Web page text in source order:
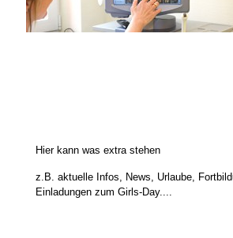
Hier kann was extra stehen
z.B. aktuelle Infos, News, Urlaube,
Einladungen zum Girls-Day....